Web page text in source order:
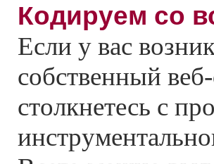
Кодируем со
Если у вас
собственный
столкнетесь с